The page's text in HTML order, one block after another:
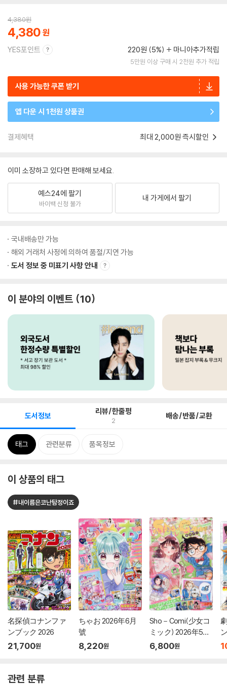
4,380원
4,380
YES포인트 220원 (5%) 마니아추가적립
5만원 이상 구매 시 2천원 추가 적립
사용 가능한 쿠폰 받기
앱 다운 시 1천원 상품권
결제혜택 최대 2,000원 즉시할인
이미 소장하고 있다면 판매해 보세요.
예스24에 팔기
바이백 신청 불가
내 가게에서 팔기
국내배송만 가능
해외 거래처 사정에 의하여 품절/지연 가능
도서 정보 중 미표기 사항 안내
이 분야의 이벤트 10
도서정보 리뷰/한줄평
2 배송/반품/교환
태그 관련분류 품목정보
이 상품의 태그
#내이름은코난탐정이죠
名探偵コナンファ
ンブック 2026
21,700원
ちゃお 2026年6月
號
8,220원
Sho－Comi(少女コ
ミック) 2026年5月
20日號
6,800원
관련 분류